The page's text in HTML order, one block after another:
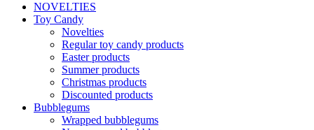
NOVELTIES
Toy Candy
Novelties
Regular toy candy products
Easter products
Summer products
Christmas products
Discounted products
Bubblegums
Wrapped bubblegums